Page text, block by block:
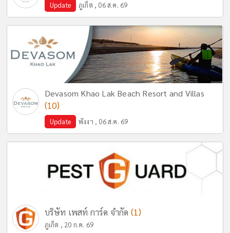
Update ภูเก็ต , 06 ส.ค. 69
Devasom Khao Lak Beach Resort and Villas
(10)
Update พังงา , 06 ส.ค. 69
บริษัท เพสท์ การ์ด จำกัด (1)
ภูเก็ต , 20 ก.ค. 69